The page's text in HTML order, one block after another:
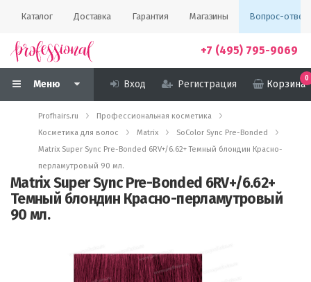
Каталог Доставка Гарантия Магазины Вопрос-ответ
+7 (495) 795-9069
Меню Вход Регистрация Корзина
0
Profhairs.ru
Профессиональная косметика
Косметика для волос
Matrix
SoColor Sync Pre-Bonded
Matrix Super Sync Pre-Bonded 6RV+/6.62+ Темный блондин Красно-
перламутровый 90 мл.
Matrix Super Sync Pre-Bonded 6RV+/6.62+
Темный блондин Красно-перламутровый
90 мл.